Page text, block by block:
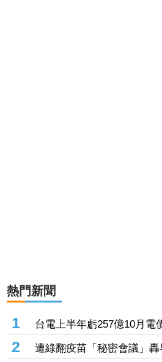
熱門新聞
1
台電上半年虧257億10月電
照顧民生、穩定物價政策
2
遭綠翻疫苗「秘密會議」